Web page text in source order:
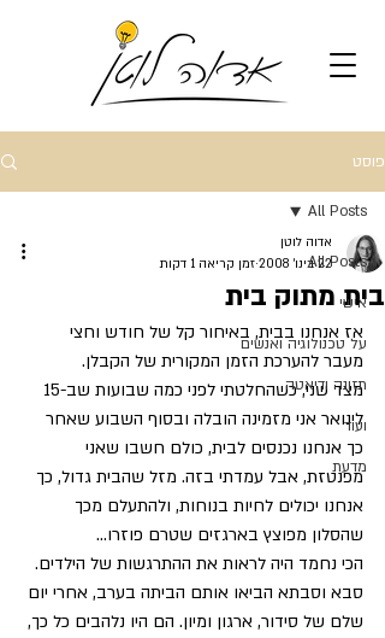
פוסט
All Posts
אישי
על טכנולוגיה ואנשים
תזונה ודיאטה
ועוד
מדעת
All Posts
בית מתוק בית
אדוה לוטן
22 בינו׳ 2008
זמן קריאה 1 דקות
אז אנחנו בבית, באיחור קל של חודש וחצי
מעבר להערכת הזמן המקורית של הקבלן.
לינואר אני מזמינה הובלה ובסוף השבוע שאחר
כך אנחנו נכנסים לבית, כולם חשבו שאני
מפנטזת, אבל עמדתי בזה. מזל שהבית גדול, כך
אנחנו יכולים לחיות בנוחות, ולהתעלם מכך
שהסלון מפוצץ בארגזים שטרם פוזרו…
הכי נחמד היה לראות את ההתרגשות של הילדים.
סבא וסבתא הביאו אותם הביתה בערב, אחרי יום
שלם של סידור, ארגון ומיון. הם היו נלהבים כל כך,